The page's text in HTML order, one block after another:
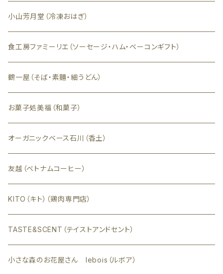
小山芳月堂（冷凍おはぎ）
食工房ファミーリエ（ソーセージ・ハム・ベーコンギフト）
鶴一屋（そば・素麵・細うどん）
お菓子処美福（和菓子）
オーガニックベース石川（香土）
友越（ベトナムコーヒー）
KITO（キト）（鶏肉専門店）
TASTE&SCENT（テイストアンドセント）
小さな森のお花屋さん lebois（ルボア）